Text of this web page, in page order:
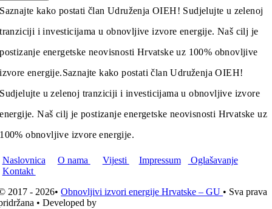
Saznajte kako postati član Udruženja OIEH! Sudjelujte u zelenoj
tranziciji i investicijama u obnovljive izvore energije. Naš cilj je
postizanje energetske neovisnosti Hrvatske uz 100% obnovljive
izvore energije.Saznajte kako postati član Udruženja OIEH!
Sudjelujte u zelenoj tranziciji i investicijama u obnovljive izvore
energije. Naš cilj je postizanje energetske neovisnosti Hrvatske uz
100% obnovljive izvore energije.
Naslovnica O nama Vijesti Impressum
Oglašavanje
Kontakt
2017 - 2026•Obnovljivi izvori energije Hrvatske – GU • Sva prava
• Developed by